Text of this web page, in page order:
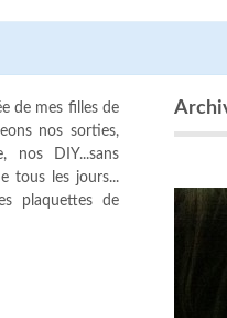
de mes filles de
nos sorties,
nos DIY...sans
tous les jours...
plaquettes de